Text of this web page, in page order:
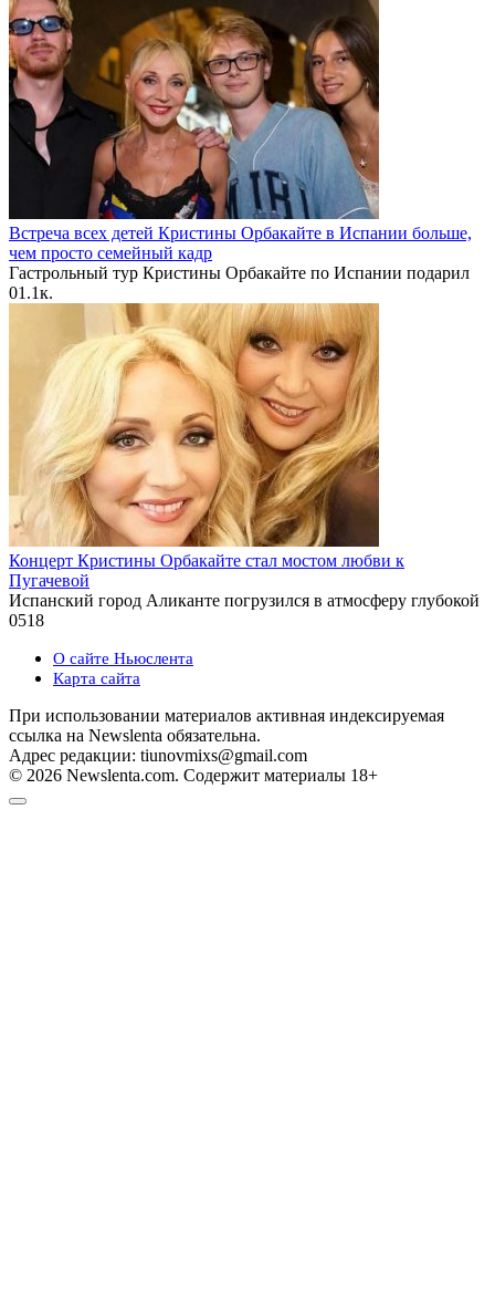
Встреча всех детей Кристины Орбакайте в Испании больше,
чем просто семейный кадр
Гастрольный тур Кристины Орбакайте по Испании подарил
01.1к.
Концерт Кристины Орбакайте стал мостом любви к
Пугачевой
Испанский город Аликанте погрузился в атмосферу глубокой
0518
О сайте Ньюслента
Карта сайта
При использовании материалов активная индексируемая
ссылка на Newslenta обязательна.
Адрес редакции: tiunovmixs@gmail.com
© 2026 Newslenta.com. Содержит материалы 18+